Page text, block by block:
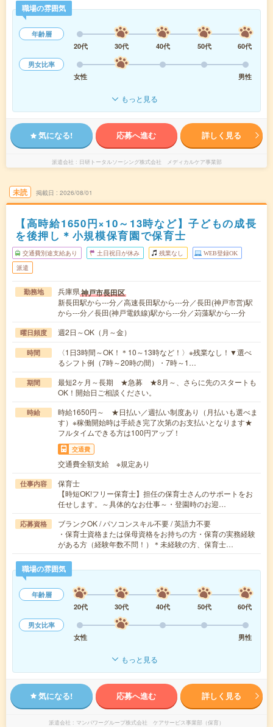
職場の雰囲気
年齢層
20代
30代 40代 50代
60代
男女比率
女性
男性
もっと見る
気になる! 応募へ進む 詳しく見る
派遣会社 日研トータルソーシング株式会社 メディカルケア事業部
未読 掲載日 2026/08/01
【高時給1650円×10～13時など】子どもの成長
を後押し＊小規模保育園で保育士
交通費別途支給あり 土日祝日が休み 残業なし WEB登録OK
派遣
勤務地 兵庫県神戸市長田区
新長田駅から---分／高速長田駅から---分／長田(神戸市営)駅
から---分／長田(神戸電鉄線)駅から---分／苅藻駅から---分
曜日頻度 週2日～OK（月～金）
時間
〈1日3時間～OK！＊10～13時など！〉※残業なし！▼選べ
るシフト例（7時～20時の間）・7時～1…
期間
最短2ヶ月～長期 ★急募 ★8月～、さらに先のスタートも
OK！開始日ご相談ください。
時給
時給1650円～ ★日払い／週払い制度あり（月払いも選べま
す）※稼働開始時は手続き完了次第のお支払いとなります★
フルタイムできる方は100円アップ！
交通費
交通費全額支給 ※規定あり
仕事内容
保育士
【時短OK!フリー保育士】担任の保育士さんのサポートをお
任せします。～具体的なお仕事～・登園時のお迎…
応募資格
ブランクOK / パソコンスキル不要 / 英語力不要
・保育士資格または保母資格をお持ちの方・保育の実務経験
がある方（経験年数不問！）＊未経験の方、保育士…
職場の雰囲気
年齢層
20代
30代 40代 50代
60代
男女比率
女性
男性
もっと見る
気になる! 応募へ進む 詳しく見る
派遣会社 マンパワーグループ株式会社 ケアサービス事業部（保育）